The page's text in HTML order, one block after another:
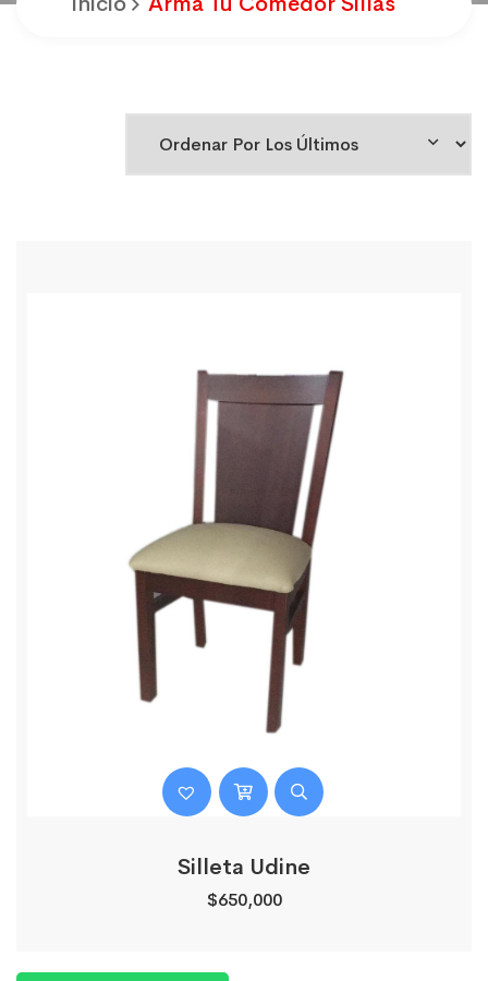
Silleta Udine
$650,000